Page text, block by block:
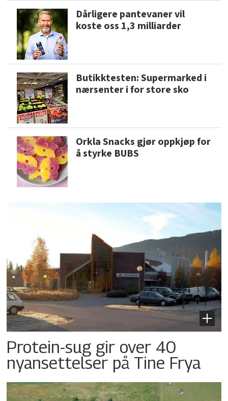
Dårligere pantevaner vil
koste oss 1,3 milliarder
Butikktesten: Supermarked i
nærsenter i for store sko
Orkla Snacks gjør oppkjøp for
å styrke BUBS
Protein-sug gir over 40
nyansettelser på Tine Frya